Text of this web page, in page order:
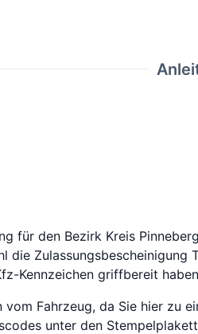
für den Bezirk Kreis Pinneberg
die Zulassungsbescheinigung
Kennzeichen griffbereit
vom Fahrzeug, da Sie hier zu
unter den